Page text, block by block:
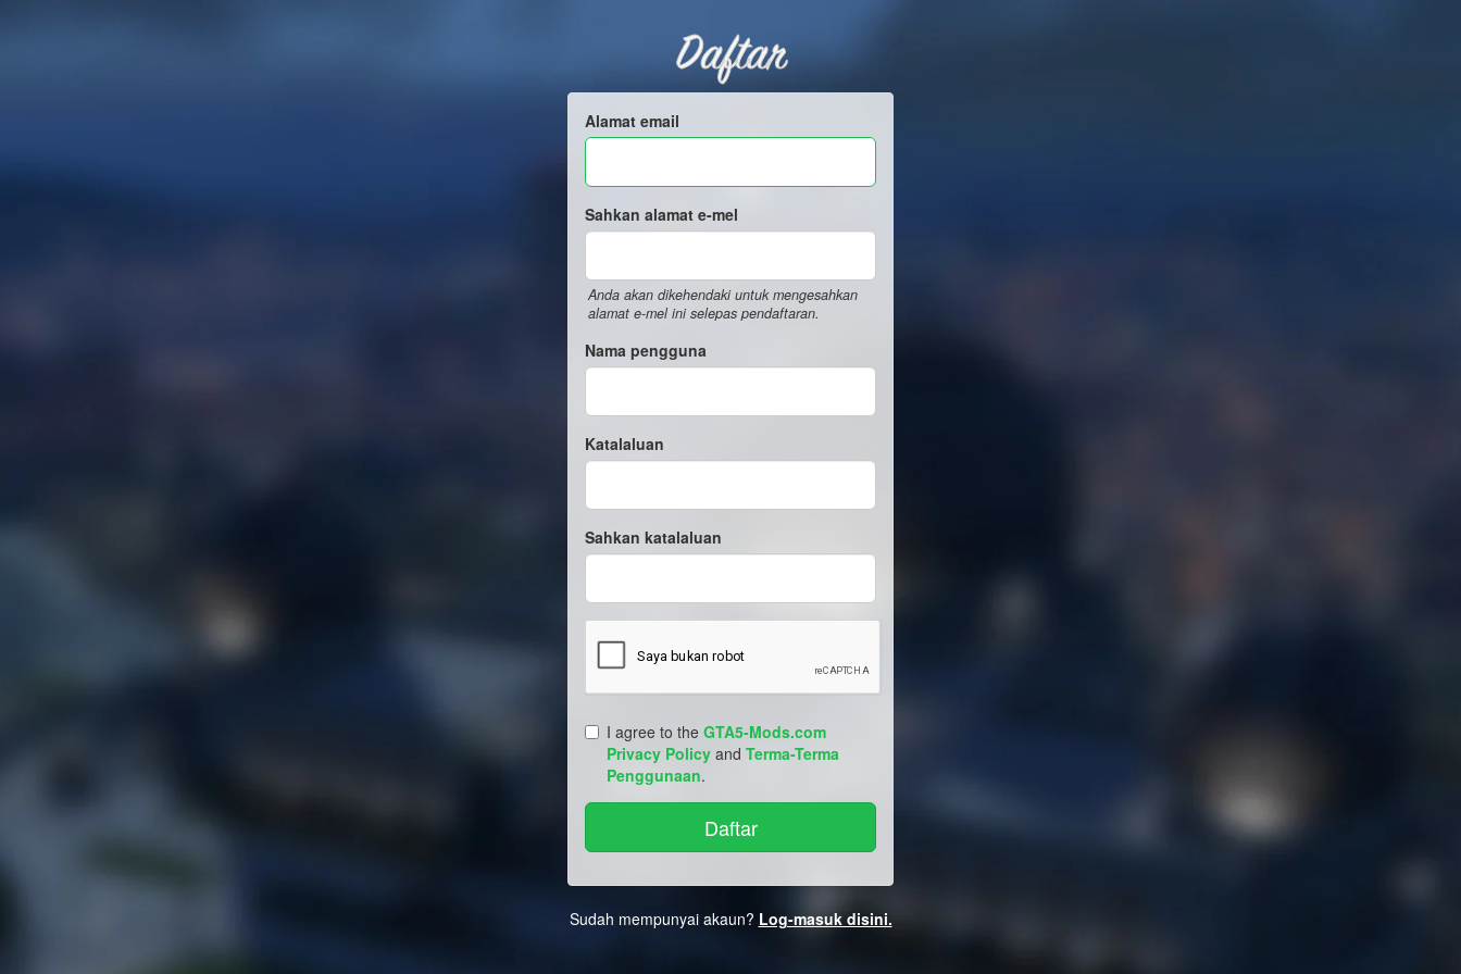
Daftar
Alamat email
Sahkan alamat e-mel
Anda akan dikehendaki untuk mengesahkan
alamat e-mel ini selepas pendaftaran.
Nama pengguna
Katalaluan
Sahkan katalaluan
I agree to the GTA5-Mods.com
Privacy Policy and Terma-Terma
Penggunaan.
Sudah mempunyai akaun? Log-masuk disini.